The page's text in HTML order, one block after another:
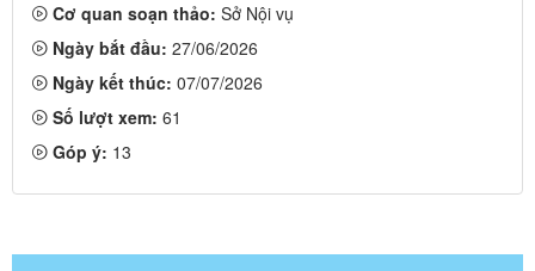
Cơ quan soạn thảo: Sở Nội vụ
Ngày bắt đầu: 27/06/2026
Ngày kết thúc: 07/07/2026
Số lượt xem: 61
Góp ý: 13